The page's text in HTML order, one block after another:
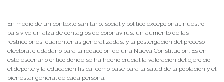
En medio de un contexto sanitario, social y político excepcional, nuestro
país vive un alza de contagios de coronavirus, un aumento de las
restricciones, cuarentenas generalizadas, y la postergación del proceso
electoral ciudadano para la redacción de una Nueva Constitución. Es en
este escenario crítico donde se ha hecho crucial la valoración del ejercicio,
el deporte y la educación física, como base para la salud de la población y el
bienestar general de cada persona.